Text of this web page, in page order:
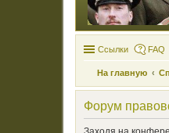
Ссылки FAQ
На главную
Форум